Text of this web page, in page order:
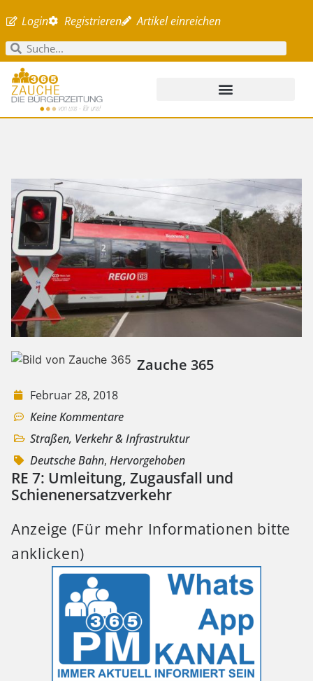
Login Registrieren Artikel einreichen
Zauche 365
Februar 28, 2018
Keine Kommentare
Straßen, Verkehr & Infrastruktur
Deutsche Bahn, Hervorgehoben
RE 7: Umleitung, Zugausfall und
Schienenersatzverkehr
Anzeige (Für mehr Informationen bitte
anklicken)